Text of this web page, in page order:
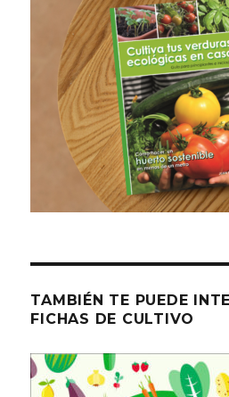
TAMBIÉN TE PUEDE
FICHAS DE CULTIVO